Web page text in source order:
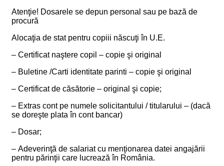
Atenţie! Dosarele se depun personal sau pe bază de
procură
Alocaţia de stat pentru copiii născuţi în U.E.
– Certificat naştere copil – copie şi original
– Buletine /Carti identitate parinti – copie şi original
– Certificat de căsătorie – original şi copie;
– Extras cont pe numele solicitantului / titularului – (dacă
se doreşte plata în cont bancar)
– Dosar;
– Adeverinţă de salariat cu menţionarea datei angajării
pentru părinţii care lucrează în România.